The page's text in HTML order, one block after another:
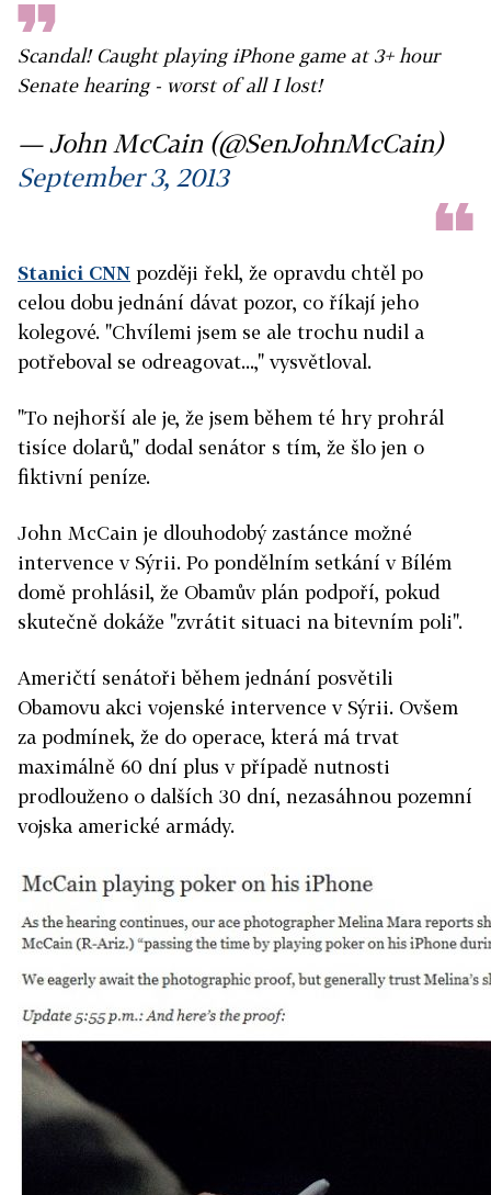
Scandal! Caught playing iPhone game at 3+ hour
Senate hearing - worst of all I lost!
— John McCain (@SenJohnMcCain)
September 3, 2013
Stanici CNN později řekl, že opravdu chtěl po
celou dobu jednání dávat pozor, co říkají jeho
kolegové. "Chvílemi jsem se ale trochu nudil a
potřeboval se odreagovat...," vysvětloval.
"To nejhorší ale je, že jsem během té hry prohrál
tisíce dolarů," dodal senátor s tím, že šlo jen o
fiktivní peníze.
John McCain je dlouhodobý zastánce možné
intervence v Sýrii. Po pondělním setkání v Bílém
domě prohlásil, že Obamův plán podpoří, pokud
skutečně dokáže "zvrátit situaci na bitevním poli".
Američtí senátoři během jednání posvětili
Obamovu akci vojenské intervence v Sýrii. Ovšem
za podmínek, že do operace, která má trvat
maximálně 60 dní plus v případě nutnosti
prodlouženo o dalších 30 dní, nezasáhnou pozemní
vojska americké armády.